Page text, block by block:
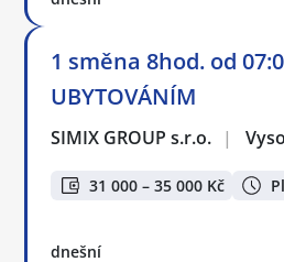
1 směna 8hod. od
UBYTOVÁNÍM
SIMIX GROUP s.r.o. |
31 000 – 35 000 Kč
dnešní